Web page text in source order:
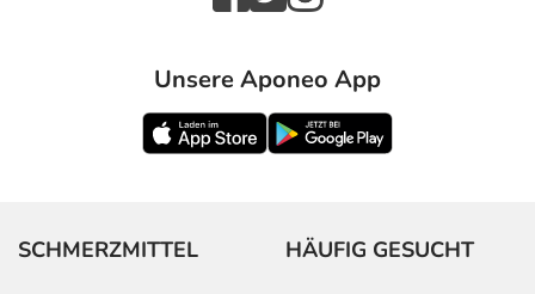
Unsere Aponeo App
SCHMERZMITTEL HÄUFIG GESUCHT